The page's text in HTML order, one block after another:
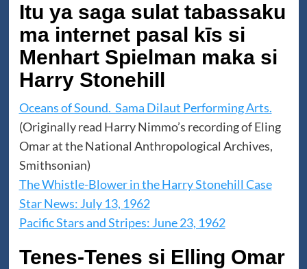
Itu ya saga sulat tabassaku
ma internet pasal kīs si
Menhart Spielman maka si
Harry Stonehill
Oceans of Sound. Sama Dilaut Performing Arts.
(Originally read Harry Nimmo’s recording of Eling
Omar at the National Anthropological Archives,
Smithsonian)
The Whistle-Blower in the Harry Stonehill Case
Star News: July 13, 1962
Pacific Stars and Stripes: June 23, 1962
Tenes-Tenes si Elling Omar